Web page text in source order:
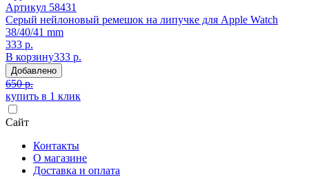
Артикул 58431
Серый нейлоновый ремешок на липучке для Apple Watch
38/40/41 mm
333 р.
В корзину333 р.
Добавлено
650 р.
купить в 1 клик
Сайт
Контакты
О магазине
Доставка и оплата